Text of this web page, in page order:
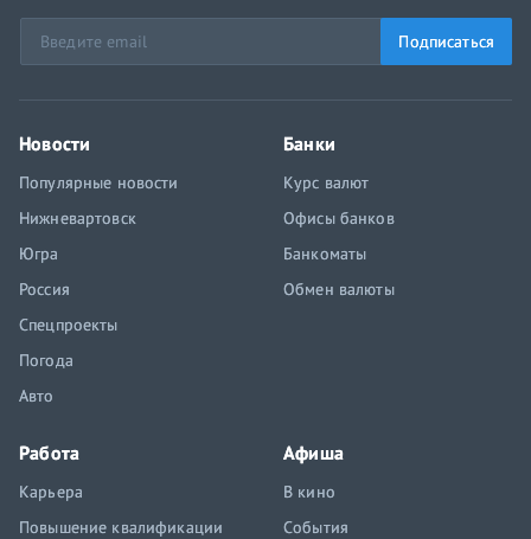
Подписаться
Новости
Популярные новости
Нижневартовск
Югра
Россия
Спецпроекты
Погода
Авто
Банки
Курс валют
Офисы банков
Банкоматы
Обмен валюты
Работа
Карьера
Повышение квалификации
Афиша
В кино
События